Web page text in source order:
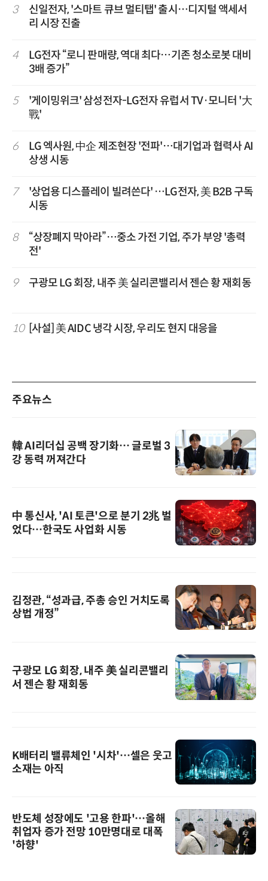
3
신일전자, '스마트 큐브 멀티탭' 출시…디지털 액세서
리 시장 진출
4
LG전자 “로니 판매량, 역대 최다…기존 청소로봇 대비
3배 증가”
5
'게이밍위크' 삼성전자-LG전자 유럽서 TV·모니터 '大
戰'
6
LG 엑사원, 中企 제조현장 '전파'…대기업과 협력사 AI
상생 시동
7
'상업용 디스플레이 빌려쓴다' …LG전자, 美 B2B 구독
시동
8
“상장폐지 막아라”…중소 가전 기업, 주가 부양 '총력
전'
9 구광모 LG 회장, 내주 美 실리콘밸리서 젠슨 황 재회동
10 [사설] 美 AIDC 냉각 시장, 우리도 현지 대응을
주요뉴스
韓 AI리더십 공백 장기화… 글로벌 3
강 동력 꺼져간다
中 통신사, 'AI 토큰'으로 분기 2兆 벌
었다…한국도 사업화 시동
김정관, “성과급, 주총 승인 거치도록
상법 개정”
구광모 LG 회장, 내주 美 실리콘밸리
서 젠슨 황 재회동
K배터리 밸류체인 '시차'…셀은 웃고
소재는 아직
반도체 성장에도 '고용 한파'…올해
취업자 증가 전망 10만명대로 대폭
'하향'